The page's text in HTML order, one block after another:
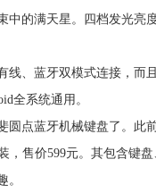
中的满天星。四档发光亮
、蓝牙双模式连接，而
全系统通用。
点蓝牙机械键盘了。此
，售价599元。其包含键
。